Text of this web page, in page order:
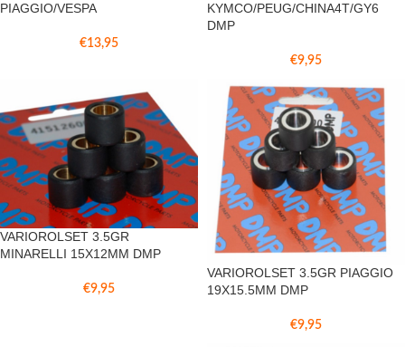
PIAGGIO/VESPA
€13,95
KYMCO/PEUG/CHINA4T/GY6
DMP
€9,95
VARIOROLSET 3.5GR
MINARELLI 15X12MM DMP
€9,95
VARIOROLSET 3.5GR PIAGGIO
19X15.5MM DMP
€9,95